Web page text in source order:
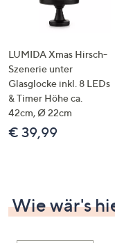
LUMIDA Xmas Hirsch-
Szenerie unter
Glasglocke inkl. 8 LEDs
& Timer Höhe ca.
42cm, Ø 22cm
€ 39,99
Wie wär's